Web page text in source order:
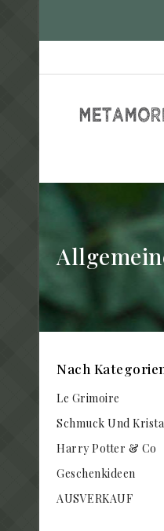
Nach
Le Grimoire
Schmuck Und
Harry Potter & Co
Geschenkideen
AUSVERKAUF